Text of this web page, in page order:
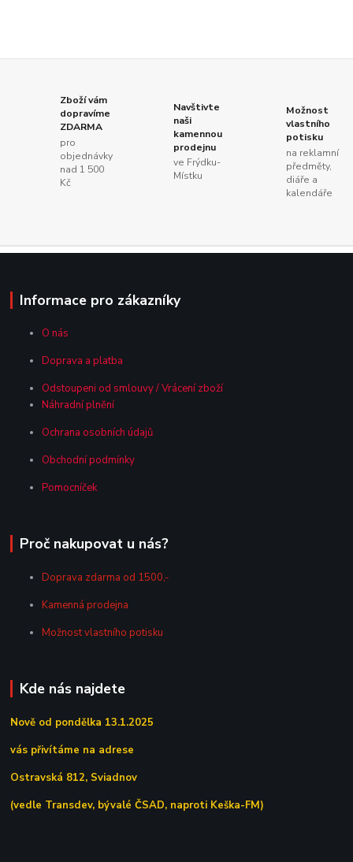
Zboží vám
dopravíme
ZDARMA
pro
objednávky
nad 1 500
Kč
Navštivte
naši
kamennou
prodejnu
ve Frýdku-
Místku
Možnost
vlastního
potisku
na reklamní
předměty,
diáře a
kalendáře
Informace pro zákazníky
O nás
Doprava a platba
Odstoupeni od smlouvy / Vrácení zboží
Náhradní plnění
Ochrana osobních údajů
Obchodní podmínky
Pomocníček
Proč nakupovat u nás?
Doprava zdarma od 1500,-
Kamenná prodejna
Možnost vlastního potisku
Kde nás najdete
Nově od pondělka 13.1.2025
vás přivítáme na adrese
Ostravská 812, Sviadnov
(vedle Transdev, bývalé ČSAD, naproti Keška-FM)